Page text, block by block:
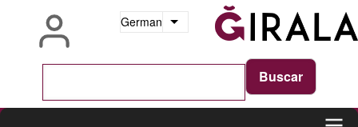
German Weitere Aktionen auflisten